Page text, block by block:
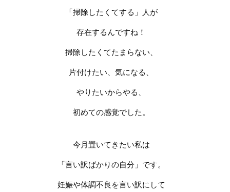
「掃除したくてする」人が
存在するんですね！
掃除したくてたまらない、
片付けたい、気になる、
やりたいからやる、
初めての感覚でした。
今月置いてきたい私は
「言い訳ばかりの自分」です。
妊娠や体調不良を言い訳にして